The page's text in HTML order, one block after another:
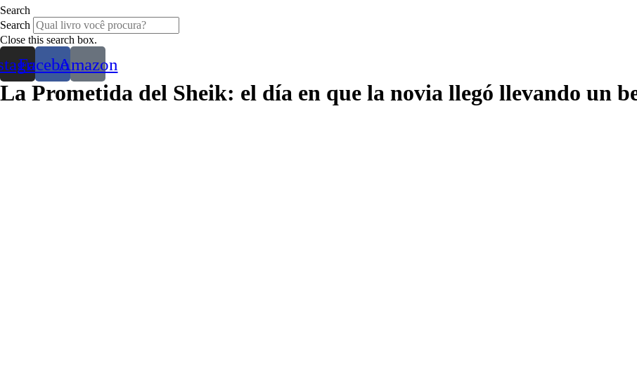
Search
Search
Close this search box.
FacebookAmazon
La Prometida del Sheik: el día en que la novia llegó llevando un